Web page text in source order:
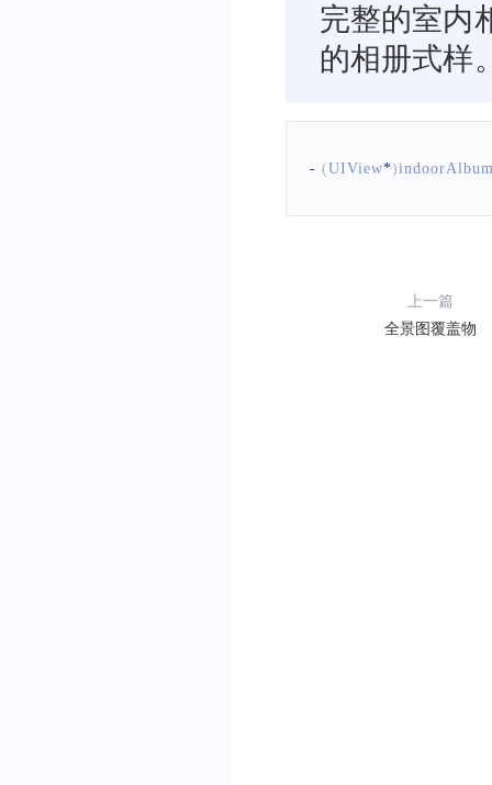
完整的室内
的相册式样
- (UIView*)
上一篇
全景图覆盖物